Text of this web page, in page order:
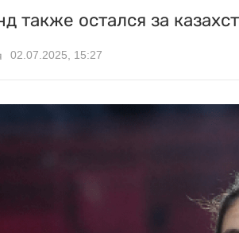
также остался за
02.07.2025, 15:27